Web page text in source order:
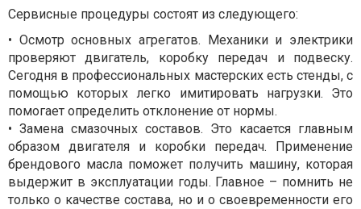
Сервисные процедуры состоят из следующего:
• Осмотр основных агрегатов. Механики и электрики
проверяют двигатель, коробку передач и подвеску.
Сегодня в профессиональных мастерских есть стенды, с
помощью которых легко имитировать нагрузки. Это
помогает определить отклонение от нормы.
• Замена смазочных составов. Это касается главным
образом двигателя и коробки передач. Применение
брендового масла поможет получить машину, которая
выдержит в эксплуатации годы. Главное – помнить не
только о качестве состава, но и о своевременности его